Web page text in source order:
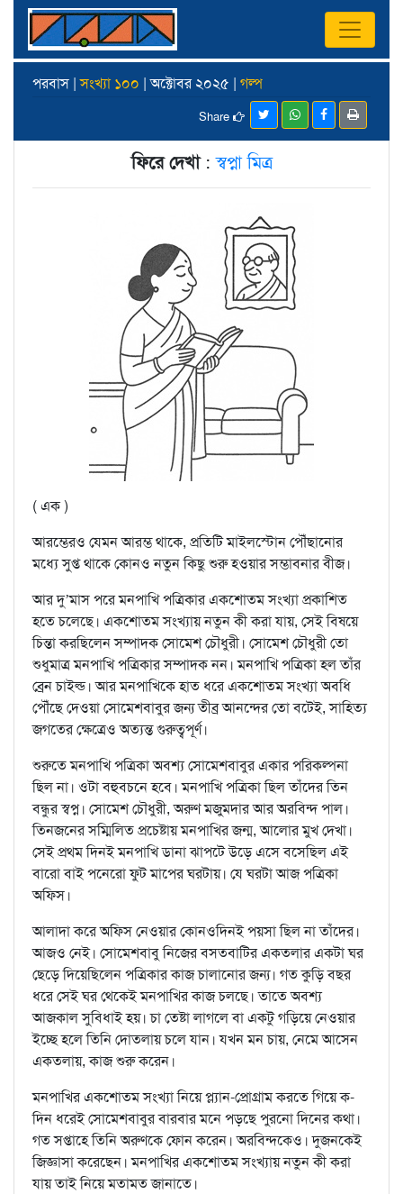
পরবাস |সংখ্যা ১০০ | অক্টোবর ২০২৫ | গল্প
Share
ফিরে দেখা :স্বপ্না মিত্র
( এক )
আরম্ভেরও যেমন আরম্ভ থাকে, প্রতিটি মাইলস্টোন পৌঁছানোর
মধ্যে সুপ্ত থাকে কোনও নতুন কিছু শুরু হওয়ার সম্ভাবনার বীজ।
আর দু’মাস পরে মনপাখি পত্রিকার একশোতম সংখ্যা প্রকাশিত
হতে চলেছে। একশোতম সংখ্যায় নতুন কী করা যায়, সেই বিষয়ে
চিন্তা করছিলেন সম্পাদক সোমেশ চৌধুরী। সোমেশ চৌধুরী তো
শুধুমাত্র মনপাখি পত্রিকার সম্পাদক নন। মনপাখি পত্রিকা হল তাঁর
ব্রেন চাইল্ড। আর মনপাখিকে হাত ধরে একশোতম সংখ্যা অবধি
পৌঁছে দেওয়া সোমেশবাবুর জন্য তীব্র আনন্দের তো বটেই, সাহিত্য
জগতের ক্ষেত্রেও অত্যন্ত গুরুত্বপূর্ণ।
শুরুতে মনপাখি পত্রিকা অবশ্য সোমেশবাবুর একার পরিকল্পনা
ছিল না। ওটা বহুবচনে হবে। মনপাখি পত্রিকা ছিল তাঁদের তিন
বন্ধুর স্বপ্ন। সোমেশ চৌধুরী, অরুণ মজুমদার আর অরবিন্দ পাল।
তিনজনের সম্মিলিত প্রচেষ্টায় মনপাখির জন্ম, আলোর মুখ দেখা।
সেই প্রথম দিনই মনপাখি ডানা ঝাপটে উড়ে এসে বসেছিল এই
বারো বাই পনেরো ফুট মাপের ঘরটায়। যে ঘরটা আজ পত্রিকা
অফিস।
আলাদা করে অফিস নেওয়ার কোনওদিনই পয়সা ছিল না তাঁদের।
আজও নেই। সোমেশবাবু নিজের বসতবাটির একতলার একটা ঘর
ছেড়ে দিয়েছিলেন পত্রিকার কাজ চালানোর জন্য। গত কুড়ি বছর
ধরে সেই ঘর থেকেই মনপাখির কাজ চলছে। তাতে অবশ্য
আজকাল সুবিধাই হয়। চা তেষ্টা লাগলে বা একটু গড়িয়ে নেওয়ার
ইচ্ছে হলে তিনি দোতলায় চলে যান। যখন মন চায়, নেমে আসেন
একতলায়, কাজ শুরু করেন।
মনপাখির একশোতম সংখ্যা নিয়ে প্ল্যান-প্রোগ্রাম করতে গিয়ে ক-
দিন ধরেই সোমেশবাবুর বারবার মনে পড়ছে পুরনো দিনের কথা।
গত সপ্তাহে তিনি অরুণকে ফোন করেন। অরবিন্দকেও। দুজনকেই
জিজ্ঞাসা করেছেন। মনপাখির একশোতম সংখ্যায় নতুন কী করা
যায় তাই নিয়ে মতামত জানাতে।